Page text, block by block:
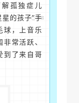
孤独症儿
的孩子”手
球，上音乐
常活跃、
到了来自哥